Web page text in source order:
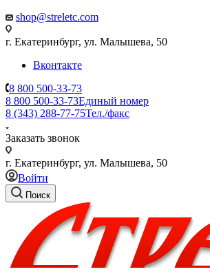
shop@streletc.com
г. Екатеринбург, ул. Малышева, 50
Вконтакте
8 800 500-33-73
8 800 500-33-73Единый номер
8 (343) 288-77-75Тел./факс
Заказать звонок
г. Екатеринбург, ул. Малышева, 50
Войти
Поиск